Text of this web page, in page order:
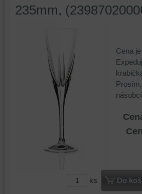
235mm,
Cena
ks Do